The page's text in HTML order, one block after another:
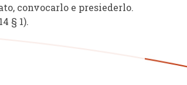
convocarlo e presiederlo.
§ 1).